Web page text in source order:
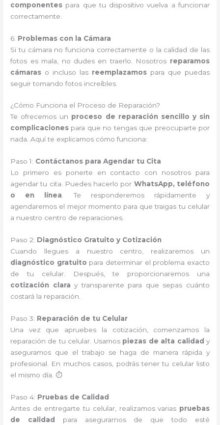
componentes para que tu dispositivo vuelva a funcionar
correctamente.
6. Problemas con la Cámara
Si tu cámara no funciona correctamente o la calidad de las
fotos es mala, no dudes en traerlo. Nosotros reparamos
cámaras o incluso las reemplazamos para que puedas
seguir tomando fotos increíbles.
¿Cómo Funciona el Proceso de Reparación?
Te ofrecemos un proceso de reparación sencillo y sin
complicaciones para que no tengas que preocuparte por
nada. Aquí te explicamos cómo funciona:
Paso 1: Contáctanos para Agendar tu Cita
Lo primero es ponerte en contacto con nosotros para
agendar tu cita. Puedes hacerlo por WhatsApp, teléfono
o en línea. Te responderemos rápidamente y
agendaremos el mejor momento para que traigas tu celular
a nuestro centro de reparaciones.
Paso 2: Diagnóstico Gratuito y Cotización
Cuando llegues a nuestro centro, realizaremos un
diagnóstico gratuito para determinar el problema exacto
de tu celular. Después, te proporcionaremos una
cotización clara y transparente para que sepas cuánto
costará la reparación.
Paso 3: Reparación de tu Celular
Una vez que apruebes la cotización, comenzamos la
reparación de tu celular. Usamos piezas de alta calidad y
aseguramos que el trabajo se haga de manera rápida y
profesional. En muchos casos, podrás tener tu celular listo
el mismo día. ⏱️
Paso 4: Pruebas de Calidad
Antes de entregarte tu celular, realizamos varias pruebas
de calidad
para asegurarnos de que todo esté